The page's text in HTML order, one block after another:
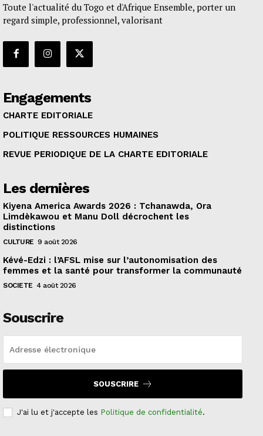
Toute l'actualité du Togo et d'Afrique Ensemble, porter un
regard simple, professionnel, valorisant
Engagements
CHARTE EDITORIALE
POLITIQUE RESSOURCES HUMAINES
REVUE PERIODIQUE DE LA CHARTE EDITORIALE
Les dernières
Kiyena America Awards 2026 : Tchanawda, Ora
Limdèkawou et Manu Doll décrochent les
distinctions
CULTURE 9 août 2026
Kévé-Edzi : l’AFSL mise sur l’autonomisation des
femmes et la santé pour transformer la communauté
SOCIETE 4 août 2026
Souscrire
SOUSCRIRE
J'ai lu et j'accepte les Politique de confidentialité.